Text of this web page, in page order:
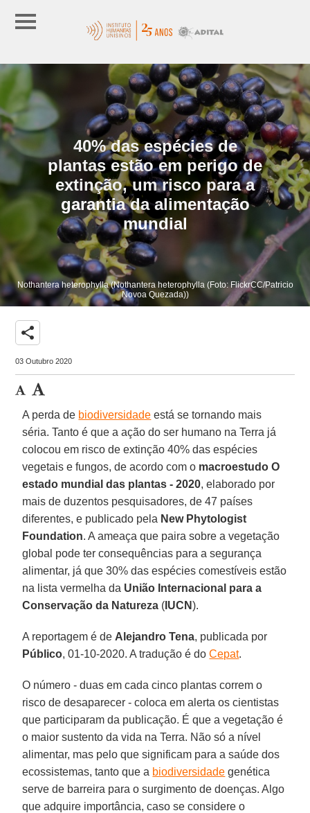
40% das espécies de
plantas estão em perigo de
extinção, um risco para a
garantia da alimentação
mundial
Nothantera heterophylla (Nothantera heterophylla (Foto: FlickrCC/Patricio
Novoa Quezada))
share
03 Outubro 2020
A perda de biodiversidade está se tornando mais
séria. Tanto é que a ação do ser humano na Terra já
colocou em risco de extinção 40% das espécies
vegetais e fungos, de acordo com o macroestudo O
estado mundial das plantas - 2020, elaborado por
mais de duzentos pesquisadores, de 47 países
diferentes, e publicado pela New Phytologist
Foundation. A ameaça que paira sobre a vegetação
global pode ter consequências para a segurança
alimentar, já que 30% das espécies comestíveis estão
na lista vermelha da União Internacional para a
Conservação da Natureza ( IUCN).
A reportagem é de Alejandro Tena, publicada por
Público, 01-10-2020. A tradução é doCepat.
O número - duas em cada cinco plantas correm o
risco de desaparecer - coloca em alerta os cientistas
que participaram da publicação. É que a vegetação é
o maior sustento da vida na Terra. Não só a nível
alimentar, mas pelo que significam para a saúde dos
ecossistemas, tanto que a biodiversidade genética
serve de barreira para o surgimento de doenças. Algo
que adquire importância, caso se considere o